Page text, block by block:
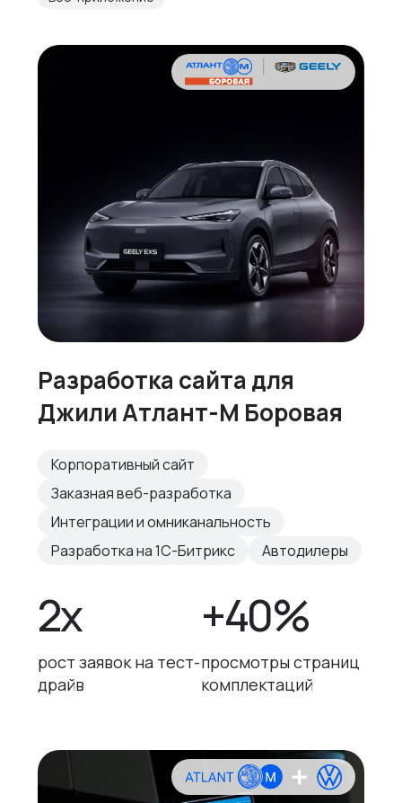
Разработка cайта для
Джили Атлант-М Боровая
Корпоративный сайт
Заказная веб-разработка
Интеграции и омниканальность
Разработка на 1С-Битрикс
Автодилеры
2x
рост заявок на тест-
драйв
+40%
просмотры страниц
комплектаций